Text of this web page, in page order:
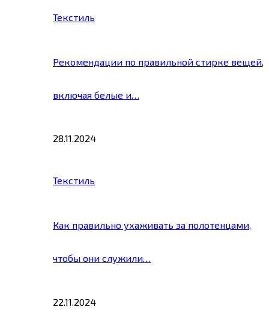
Текстиль
Рекомендации по правильной стирке вещей,
включая белые и…
28.11.2024
Текстиль
Как правильно ухаживать за полотенцами,
чтобы они служили…
22.11.2024